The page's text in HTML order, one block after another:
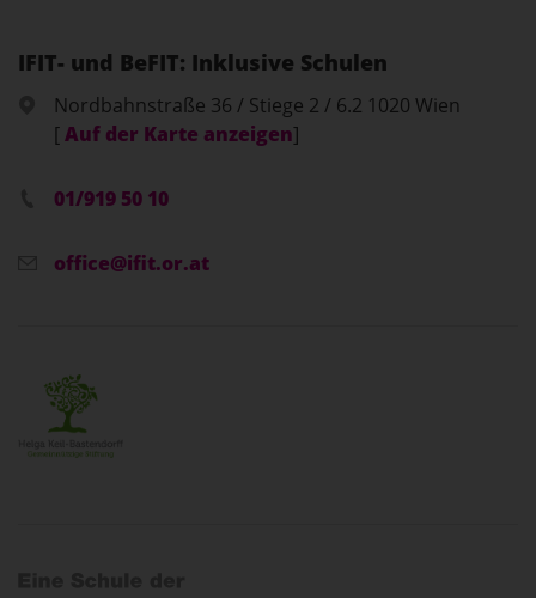
IFIT- und BeFIT: Inklusive Schulen
Nordbahnstraße 36 / Stiege 2 / 6.2 1020 Wien
[Auf der Karte anzeigen]
01/919 50 10
office@ifit.or.at